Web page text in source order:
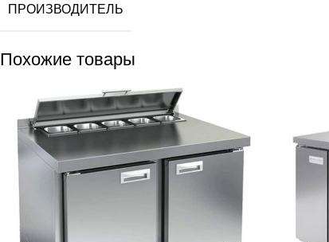
ПРОИЗВОДИТЕЛЬ
Похожие товары